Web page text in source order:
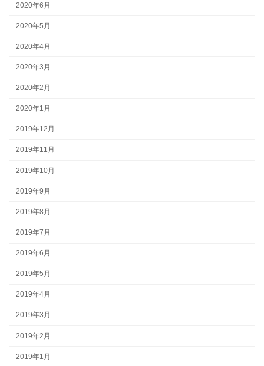
2020年6月
2020年5月
2020年4月
2020年3月
2020年2月
2020年1月
2019年12月
2019年11月
2019年10月
2019年9月
2019年8月
2019年7月
2019年6月
2019年5月
2019年4月
2019年3月
2019年2月
2019年1月